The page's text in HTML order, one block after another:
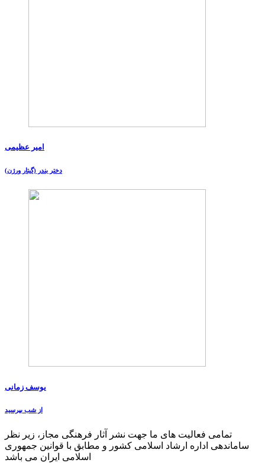
امیر عظیمی
دختر بندر (گیتار ورژن)
یوسف زمانی
از شب بپرسید
تمامی فعالیت های ما جهت نشر آثار فرهنگی مجاز، زیر نظر
ساماندهی اداره ارشاد اسلامی کشور و مطابق با قوانین جمهوری
اسلامی ایران می باشد